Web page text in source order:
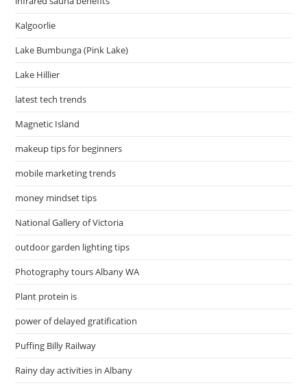
Kalgoorlie
Lake Bumbunga (Pink Lake)
Lake Hillier
latest tech trends
Magnetic Island
makeup tips for beginners
mobile marketing trends
money mindset tips
National Gallery of Victoria
outdoor garden lighting tips
Photography tours Albany WA
Plant protein is
power of delayed gratification
Puffing Billy Railway
Rainy day activities in Albany